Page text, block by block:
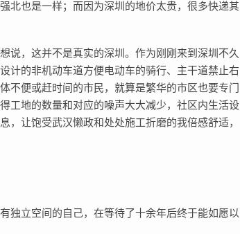
北也是一样；而因为深圳的地价太贵，很多快递其
说，这并不是真实的深圳。作为刚刚来到深圳不久
计的非机动车道方便电动车的骑行、主干道禁止右
不便或赶时间的市民，就算是繁华的市区也要专门
工地的数量和对应的噪声大大减少，社区内生活设
让饱受武汉懒政和处处施工折磨的我倍感舒适，
独立空间的自己，在等待了十余年后终于能如愿以